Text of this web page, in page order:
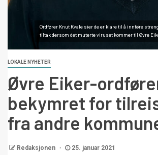
Ordfører Knut Kvale sier de er klare til å innføre
tiltak dersom det muterte viruset kommer til Øvre
LOKALE NYHETER
Øvre Eiker-
bekymret for
fra andre
Redaksjonen 25. januar 2021